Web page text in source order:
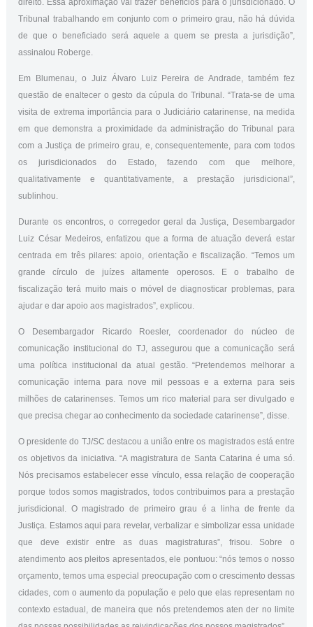
Tribunal trabalhando em conjunto com o primeiro grau, não há dúvida
de que o beneficiado será aquele a quem se presta a jurisdição”,
assinalou Roberge.
Em Blumenau, o Juiz Álvaro Luiz Pereira de Andrade, também fez
questão de enaltecer o gesto da cúpula do Tribunal. “Trata-se de uma
visita de extrema importância para o Judiciário catarinense, na medida
em que demonstra a proximidade da administração do Tribunal para
com a Justiça de primeiro grau, e, consequentemente, para com todos
os jurisdicionados do Estado, fazendo com que melhore,
qualitativamente e quantitativamente, a prestação jurisdicional”,
sublinhou.
Durante os encontros, o corregedor geral da Justiça, Desembargador
Luiz César Medeiros, enfatizou que a forma de atuação deverá estar
centrada em três pilares: apoio, orientação e fiscalização. “Temos um
grande círculo de juízes altamente operosos. E o trabalho de
fiscalização terá muito mais o móvel de diagnosticar problemas, para
ajudar e dar apoio aos magistrados”, explicou.
O Desembargador Ricardo Roesler, coordenador do núcleo de
comunicação institucional do TJ, assegurou que a comunicação será
uma política institucional da atual gestão. “Pretendemos melhorar a
comunicação interna para nove mil pessoas e a externa para seis
milhões de catarinenses. Temos um rico material para ser divulgado e
que precisa chegar ao conhecimento da sociedade catarinense”, disse.
O presidente do TJ/SC destacou a união entre os magistrados está entre
os objetivos da iniciativa. “A magistratura de Santa Catarina é uma só.
Nós precisamos estabelecer esse vínculo, essa relação de cooperação
porque todos somos magistrados, todos contribuimos para a prestação
jurisdicional. O magistrado de primeiro grau é a linha de frente da
Justiça. Estamos aqui para revelar, verbalizar e simbolizar essa unidade
que deve existir entre as duas magistraturas”, frisou. Sobre o
atendimento aos pleitos apresentados, ele pontuou: “nós temos o nosso
orçamento, temos uma especial preocupação com o crescimento dessas
cidades, com o aumento da população e pelo que elas representam no
contexto estadual, de maneira que nós pretendemos aten der no limite